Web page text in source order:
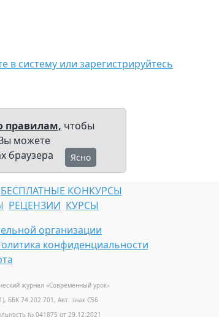
в систему или зарегистрируйтесь
правилам, чтобы
можете
браузера
Ясно
БЕСПЛАТНЫЕ КОНКУРСЫ
РЕЦЕНЗИИ КУРСЫ
организации
конфиденциальности
журнал «Современный урок»
ББК 74.202.701, Авт. знак С56
№ 041875 от 29.12.2021